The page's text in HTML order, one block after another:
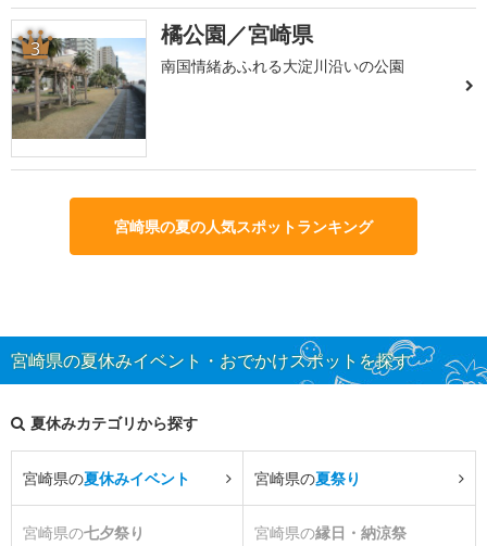
3 橘公園／宮崎県
南国情緒あふれる大淀川沿いの公園
宮崎県の夏の人気スポットランキング
宮崎県の夏休みイベント・おでかけスポットを探す
夏休みカテゴリから探す
宮崎県の夏休みイベント 宮崎県の夏祭り
宮崎県の七夕祭り 宮崎県の縁日・納涼祭